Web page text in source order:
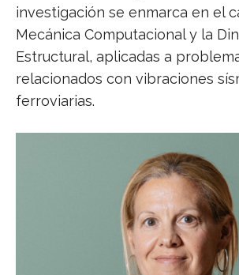
investigación se enmarca en el
Mecánica Computacional y la
Estructural, aplicadas a
relacionados con vibraciones
ferroviarias.